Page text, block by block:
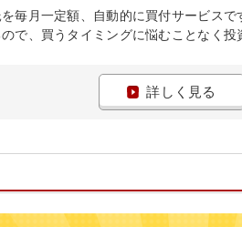
毎月一定額、自動的に買付サービスで
で、買うタイミングに悩むことなく投
詳しく見る